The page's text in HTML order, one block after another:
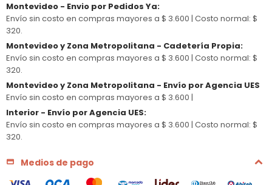
Montevideo - Envio por Pedidos Ya:
Envío sin costo en compras mayores a $ 3.600 | Costo normal: $
320.
Montevideo y Zona Metropolitana - Cadetería Propia:
Envío sin costo en compras mayores a $ 3.600 | Costo normal: $
320.
Montevideo y Zona Metropolitana - Envío por Agencia UES
Envío sin costo en compras mayores a $ 3.600 |
Interior - Envío por Agencia UES:
Envío sin costo en compras mayores a $ 3.600 | Costo normal: $
320.
Medios de pago